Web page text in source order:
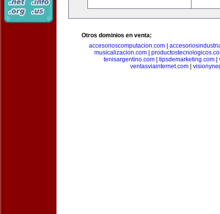
Otros dominios en venta:
accesorioscomputacion.com
musicalizacion.com|
tenisargentino.com
tipsdemarketing.com
ventasviainternet.com